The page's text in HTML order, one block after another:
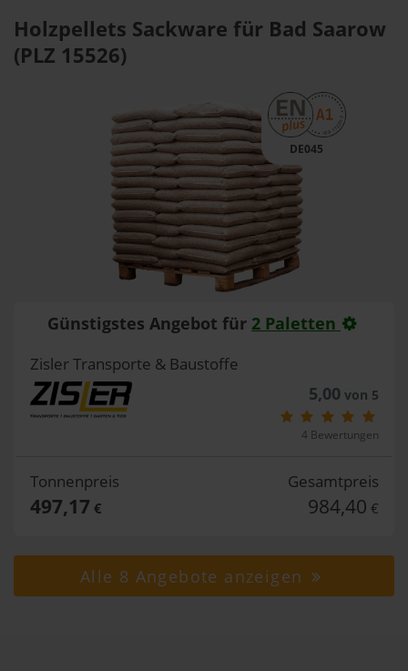
Holzpellets Sackware für Bad Saarow
(PLZ 15526)
DE045
Günstigstes Angebot für 2 Paletten
Zisler Transporte & Baustoffe
5,00 von 5
4 Bewertungen
Tonnenpreis
497,17 €
Gesamtpreis
984,40 €
Alle 8 Angebote anzeigen